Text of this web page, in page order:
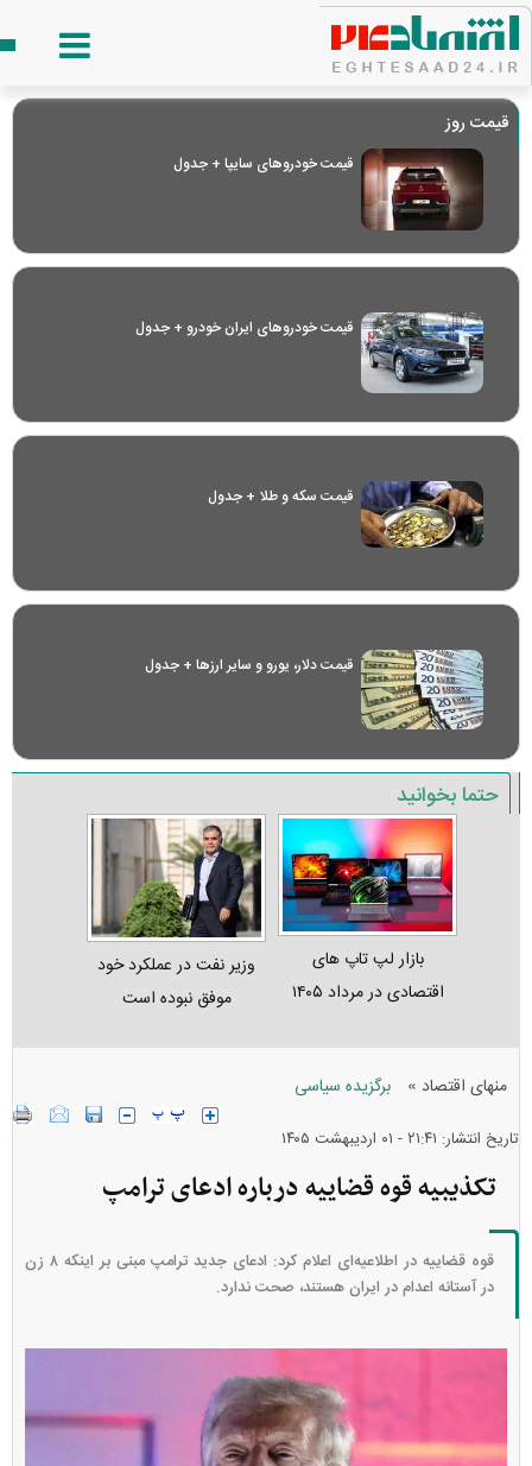
قیمت روز
قیمت خودرو‌های سایپا + جدول
قیمت خودرو‌های ایران خودرو + جدول
قیمت سکه و طلا + جدول
قیمت دلار، یورو و سایر ارز‌ها + جدول
حتما بخوانید
بازار لپ‌ تاپ‌ های
اقتصادی در مرداد ۱۴۰۵
وزیر نفت در عملکرد خود
موفق نبوده است
منهای اقتصاد » برگزیده سیاسی
تاریخ انتشار: ۲۱:۴۱ - ۰۱ ارديبهشت ۱۴۰۵
تکذیبیه قوه قضاییه درباره ادعای ترامپ
قوه قضاییه در اطلاعیه‌ای اعلام کرد: ادعای جدید ترامپ مبنی بر اینکه ۸ زن
در آستانه اعدام در ایران هستند، صحت ندارد.